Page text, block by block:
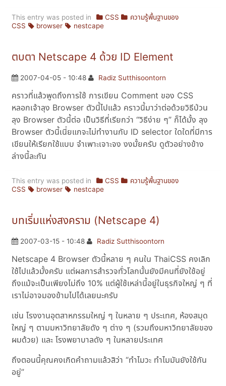
This entry was posted in CSS
ความรู้พื้นฐานของ
CSS
browser nestcape
ตบตา Netscape 4 ด้วย ID Element
2007-04-05 - 10:48 Radiz Sutthisoontorn
คราวที่แล้วพูดถึงการใช้ การเขียน Comment ของ CSS
หลอกเจ้าลุง Browser ตัวนี้ไปแล้ว คราวนี้มาว่าต่อด้วยวิธีป่วน
ลุง Browser ตัวนี้ต่อ เป็นวิธีที่เรียกว่า “วิธีง่าย ๆ” ก็ได้มั้ง ลุง
Browser ตัวนี้เนี่ยแกจะไม่ทำงานกับ ID selector ใดใดที่มีการ
เขียนให้เรียกใช้แบบ จำเพาะเจาะจง งงมั้ยครับ ดูตัวอย่างข้าง
ล่างนี้ละกัน
This entry was posted in CSS
ความรู้พื้นฐานของ
CSS
browser nestcape
บทเริ่มแห่งสงคราม (Netscape 4)
2007-03-15 - 10:48 Radiz Sutthisoontorn
Netscape 4 Browser ตัวนี้หลาย ๆ คนใน ThaiCSS คงเลิก
ใช้ไปแล้วมั้งครับ แต่ผลการสำรวจทั่วโลกนั้นยังมีคนที่ยังใช้อยู่
ถึงแม้จะเป็นเพียงไม่ถึง 10% แต่ผู้ใช้เหล่านี้อยู่ในธุรกิจใหญ่ ๆ ที่
เราไม่อาจมองข้ามไปได้เลยนะครับ
เช่น โรงงานอุตสาหกรรมใหญ่ ๆ ในหลาย ๆ ประเทศ, ห้องสมุด
ใหญ่ ๆ ตามมหาวิทยาลัยดัง ๆ ต่าง ๆ (รวมถึงมหาวิทยาลัยของ
ผมด้วย) และ โรงพยาบาลดัง ๆ ในหลายประเทศ
ถึงตอนนี้คุณคงเกิดคำถามแล้วสิว่า “ทำไมวะ ทำไมมันยังใช้กัน
อยู่”